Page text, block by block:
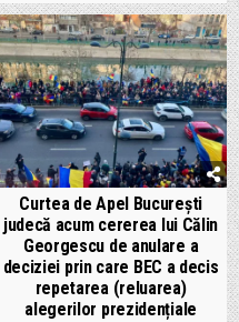
Curtea de Apel București
judecă acum cererea lui Călin
Georgescu de anulare a
deciziei prin care BEC a decis
repetarea (reluarea)
alegerilor prezidențiale